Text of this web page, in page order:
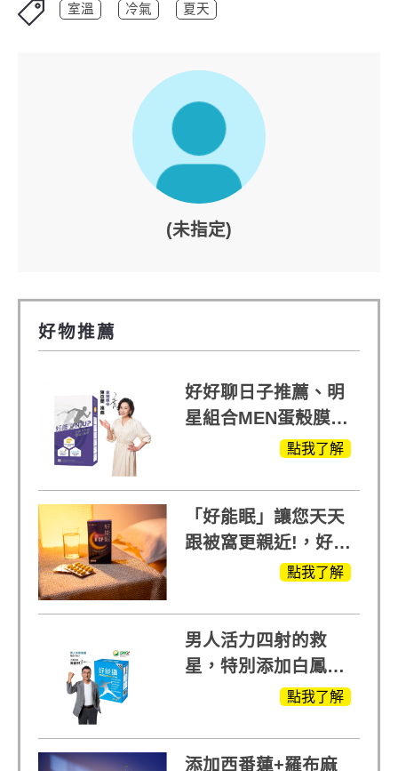
室溫 冷氣 夏天
(未指定)
好物推薦
好好聊日子推薦、明
星組合MEN蛋殼膜
(蛋白聚醣)+UCII，超
點我了解
「好能眠」讓您天天
跟被窩更親近!，好能
生醫X陳亞蘭推薦!
點我了解
男人活力四射的救
星，特別添加白鳳豆
萃取 五色瑪卡點我了解
添加西番蓮+羅布麻